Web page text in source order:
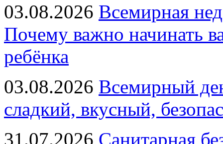
03.08.2026 Всемирная
Почему важно начинать
ребёнка
03.08.2026 Всемирный
сладкий, вкусный,
31.07.2026 Санитарная